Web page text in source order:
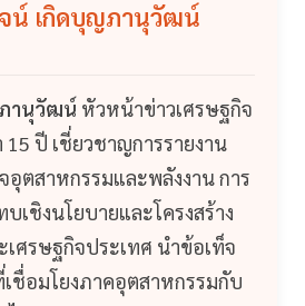
น์ เกิดบุญภานุวัฒน์
านุวัฒน์ หัวหน้าข่าวเศรษฐกิจ
ปี เชี่ยวชาญการรายงาน
อุตสาหกรรมและพลังงาน การ
เชิงนโยบายและโครงสร้าง
ศรษฐกิจประเทศ นำข้อเท็จ
ชื่อมโยงภาคอุตสาหกรรมกับ